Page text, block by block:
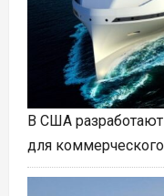
В США
для